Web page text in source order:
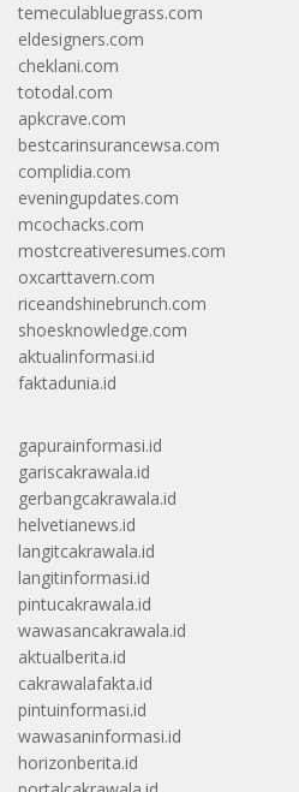
temeculabluegrass.com
eldesigners.com
cheklani.com
totodal.com
apkcrave.com
bestcarinsurancewsa.com
complidia.com
eveningupdates.com
mcochacks.com
mostcreativeresumes.com
oxcarttavern.com
riceandshinebrunch.com
shoesknowledge.com
aktualinformasi.id
faktadunia.id
gapurainformasi.id
gariscakrawala.id
gerbangcakrawala.id
helvetianews.id
langitcakrawala.id
langitinformasi.id
pintucakrawala.id
wawasancakrawala.id
aktualberita.id
cakrawalafakta.id
pintuinformasi.id
wawasaninformasi.id
horizonberita.id